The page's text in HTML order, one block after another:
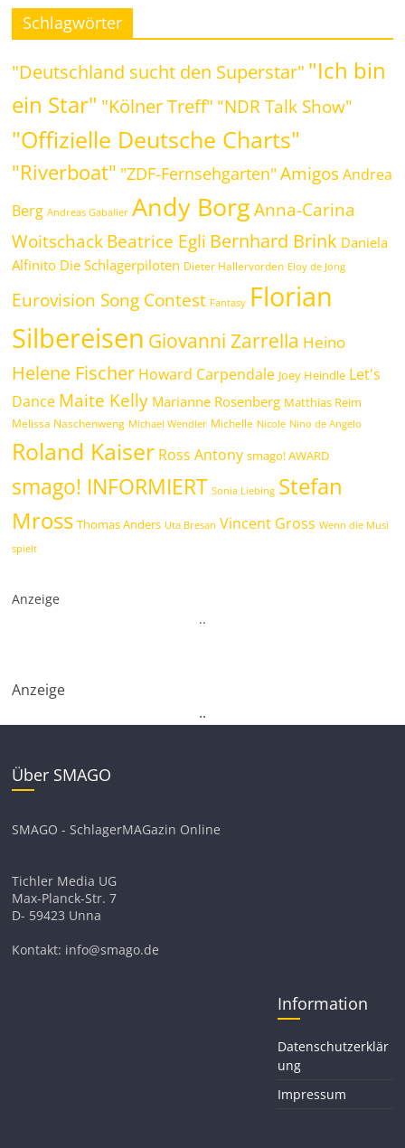
Schlagwörter
"Deutschland sucht den Superstar" "Ich bin
ein Star" "Kölner Treff" "NDR Talk Show"
"Offizielle Deutsche Charts"
"Riverboat" "ZDF-Fernsehgarten" Amigos Andrea
Berg Andreas Gabalier Andy Borg Anna-Carina
WoitschackBeatrice Egli Bernhard Brink Daniela
Alfinito Die Schlagerpiloten Dieter Hallervorden Eloy de Jong
Eurovision Song Contest Fantasy Florian
Silbereisen Giovanni Zarrella Heino
Helene Fischer Howard Carpendale Joey Heindle Let's
Dance Maite Kelly Marianne Rosenberg Matthias Reim
Melissa Naschenweng Michael Wendler Michelle Nicole Nino de Angelo
Roland Kaiser Ross Antony smago! AWARD
smago! INFORMIERT Sonia Liebing Stefan
Mross Thomas Anders Uta Bresan Vincent Gross Wenn die Musi
spielt
Anzeige
..
Anzeige
..
Über SMAGO
SMAGO - SchlagerMAGazin Online
Tichler Media UG
Max-Planck-Str. 7
D- 59423 Unna
Kontakt: info@smago.de
Information
Datenschutzerklär
ung
Impressum